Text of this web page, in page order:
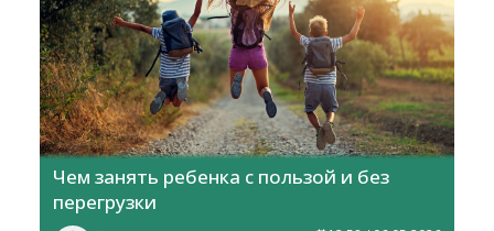
Чем занять ребенка с пользой и без
перегрузки